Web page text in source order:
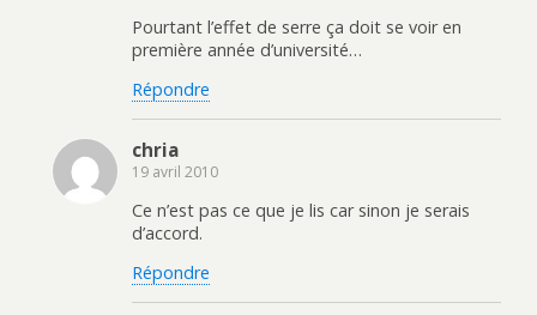
Pourtant l’effet de serre ça doit se voir en
première année d’université…
Répondre
chria
19 avril 2010
Ce n’est pas ce que je lis car sinon je serais
d’accord.
Répondre